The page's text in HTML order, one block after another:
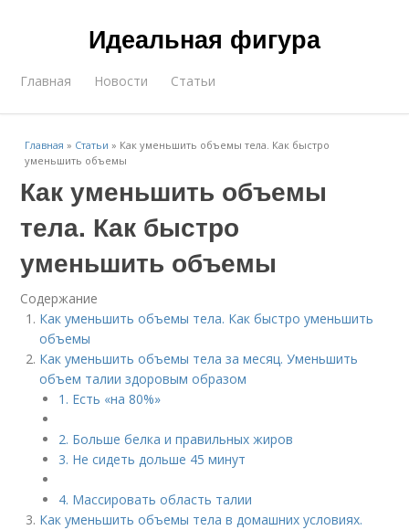
Идеальная фигура
Главная Новости Статьи
Главная » Статьи » Как уменьшить объемы тела. Как быстро
уменьшить объемы
Как уменьшить объемы
тела. Как быстро
уменьшить объемы
Содержание
Как уменьшить объемы тела. Как быстро уменьшить
объемы
Как уменьшить объемы тела за месяц. Уменьшить
объем талии здоровым образом
1. Есть «на 80%»
2. Больше белка и правильных жиров
3. Не сидеть дольше 45 минут
4. Массировать область талии
Как уменьшить объемы тела в домашних условиях.